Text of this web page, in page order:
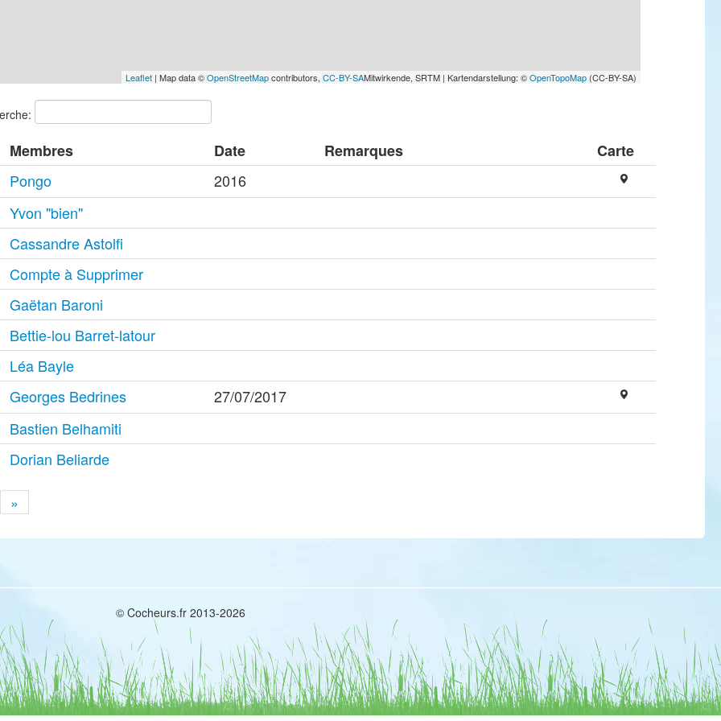
Leaflet| Map data ©OpenStreetMapcontributors, CC-BY-SAMitwirkende, SRTM | Kartendarstellung: ©OpenTopoMap(CC-BY-SA)
Membres Date Remarques
Carte
Pongo
2016
Yvon "bien"
Cassandre Astolfi
Compte à Supprimer
Gaëtan Baroni
Bettie-lou Barret-latour
Léa Bayle
Georges Bedrines
27/07/2017
Bastien Belhamiti
Dorian Beliarde
»
© Cocheurs.fr 2013-2026